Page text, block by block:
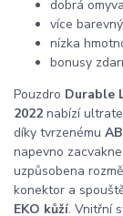
dobrá
více
nízka
bonusy
Pouzdro Durable
2022 nabízí
díky tvrzenému
napevno
uzpůsobena
konektor a
EKO kůží. Vnitřní